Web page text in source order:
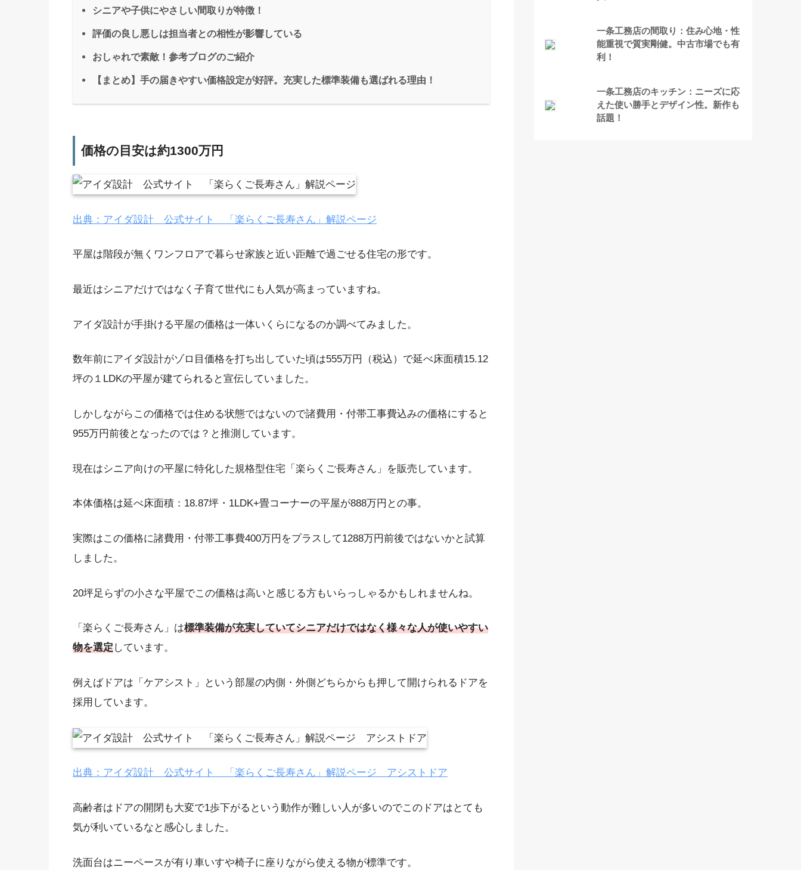
シニアや子供にやさしい間取りが特徴！
評価の良し悪しは担当者との相性が影響している
おしゃれで素敵！参考ブログのご紹介
【まとめ】手の届きやすい価格設定が好評。充実した標準装備も選ばれる理由！
価格の目安は約1300万円
出典：アイダ設計 公式サイト 「楽らくご長寿さん」解説ページ
平屋は階段が無くワンフロアで暮らせ家族と近い距離で過ごせる住宅の形です。
最近はシニアだけではなく子育て世代にも人気が高まっていますね。
アイダ設計が手掛ける平屋の価格は一体いくらになるのか調べてみました。
数年前にアイダ設計がゾロ目価格を打ち出していた頃は555万円（税込）で延べ床面積15.12
坪の１LDKの平屋が建てられると宣伝していました。
しかしながらこの価格では住める状態ではないので諸費用・付帯工事費込みの価格にすると
955万円前後となったのでは？と推測しています。
現在はシニア向けの平屋に特化した規格型住宅「楽らくご長寿さん」を販売しています。
本体価格は延べ床面積：18.87坪・1LDK+畳コーナーの平屋が888万円との事。
実際はこの価格に諸費用・付帯工事費400万円をプラスして1288万円前後ではないかと試算
しました。
20坪足らずの小さな平屋でこの価格は高いと感じる方もいらっしゃるかもしれませんね。
「楽らくご長寿さん」は標準装備が充実していてシニアだけではなく様々な人が使いやすい
物を選定しています。
例えばドアは「ケアシスト」という部屋の内側・外側どちらからも押して開けられるドアを
採用しています。
出典：アイダ設計 公式サイト 「楽らくご長寿さん」解説ページ アシストドア
高齢者はドアの開閉も大変で1歩下がるという動作が難しい人が多いのでこのドアはとても
気が利いているなと感心しました。
洗面台はニーペースが有り車いすや椅子に座りながら使える物が標準です。
一条工務店の間取り：住み心地・性
能重視で質実剛健。中古市場でも有
利！
一条工務店のキッチン：ニーズに応
えた使い勝手とデザイン性。新作も
話題！